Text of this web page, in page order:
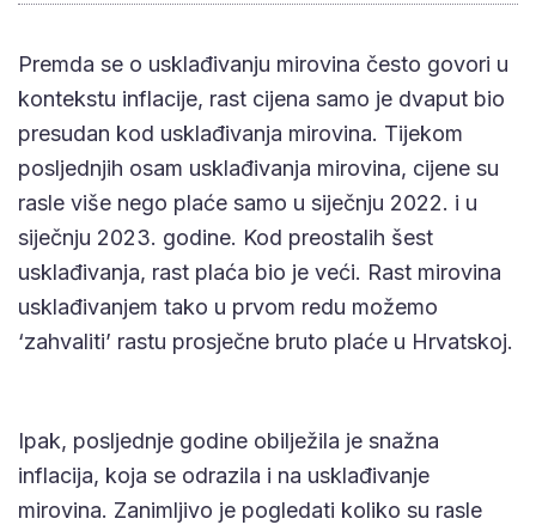
Premda se o usklađivanju mirovina često govori u
kontekstu inflacije, rast cijena samo je dvaput bio
presudan kod usklađivanja mirovina. Tijekom
posljednjih osam usklađivanja mirovina, cijene su
rasle više nego plaće samo u siječnju 2022. i u
siječnju 2023. godine. Kod preostalih šest
usklađivanja, rast plaća bio je veći. Rast mirovina
usklađivanjem tako u prvom redu možemo
‘zahvaliti’ rastu prosječne bruto plaće u Hrvatskoj.
Ipak, posljednje godine obilježila je snažna
inflacija, koja se odrazila i na usklađivanje
mirovina. Zanimljivo je pogledati koliko su rasle